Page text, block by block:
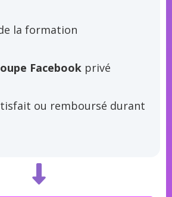
la formation
Facebook privé
ou remboursé durant